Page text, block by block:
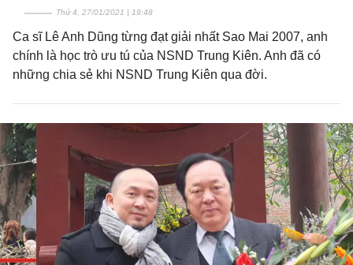
Thứ 4, 27/01/2021 | 19:48
Ca sĩ Lê Anh Dũng từng đạt giải nhất Sao Mai 2007, anh
chính là học trò ưu tú của NSND Trung Kiên. Anh đã có
những chia sẻ khi NSND Trung Kiên qua đời.